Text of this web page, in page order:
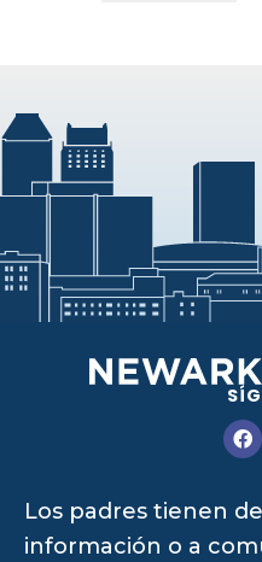
Los padres tienen
información o a